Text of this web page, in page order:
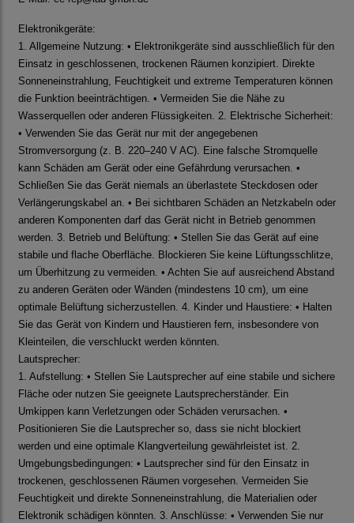
Elektronikgeräte:
1. Allgemeine Nutzung: • Elektronikgeräte sind ausschließlich für den
Einsatz in geschlossenen, trockenen Räumen konzipiert. Direkte
Sonneneinstrahlung, Feuchtigkeit und extreme Temperaturen können
die Funktion beeinträchtigen. • Vermeiden Sie die Nähe zu
Wasserquellen oder anderen Flüssigkeiten. 2. Elektrische Sicherheit:
• Verwenden Sie das Gerät nur mit der angegebenen
Stromversorgung (z. B. 220–240 V AC). Eine falsche Stromquelle
kann Schäden am Gerät oder eine Gefährdung verursachen. •
Schließen Sie das Gerät niemals an überlastete Steckdosen oder
Verlängerungskabel an. • Bei sichtbaren Schäden an Netzkabeln oder
anderen Komponenten darf das Gerät nicht in Betrieb genommen
werden. 3. Betrieb und Belüftung: • Stellen Sie das Gerät auf eine
stabile und flache Oberfläche. Blockieren Sie keine Lüftungsschlitze,
um Überhitzung zu vermeiden. • Achten Sie auf ausreichend Abstand
zu anderen Geräten oder Wänden (mindestens 10 cm), um eine
optimale Belüftung sicherzustellen. 4. Kinder und Haustiere: • Halten
Sie das Gerät von Kindern und Haustieren fern, insbesondere von
Kleinteilen, die verschluckt werden könnten.
Lautsprecher:
1. Aufstellung: • Stellen Sie Lautsprecher auf eine stabile und sichere
Fläche oder nutzen Sie geeignete Lautsprecherständer. Ein
Umkippen kann Verletzungen oder Schäden verursachen. •
Positionieren Sie die Lautsprecher so, dass sie nicht blockiert
werden und eine optimale Klangverteilung gewährleistet ist. 2.
Umgebungsbedingungen: • Lautsprecher sind für den Einsatz in
trockenen, geschlossenen Räumen vorgesehen. Vermeiden Sie
Feuchtigkeit und direkte Sonneneinstrahlung, die Materialien oder
Elektronik schädigen könnten. 3. Anschlüsse: • Verwenden Sie nur